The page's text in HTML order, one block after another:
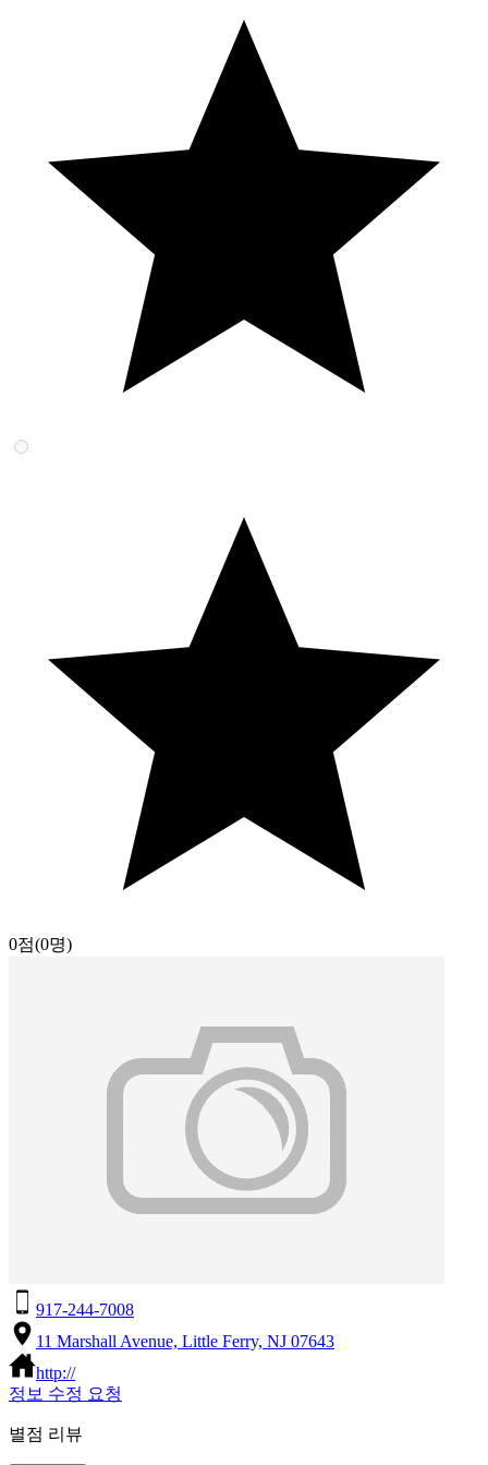
0점(0명)
917-244-7008
11 Marshall Avenue, Little Ferry, NJ 07643
http://
정보 수정 요청
별점 리뷰